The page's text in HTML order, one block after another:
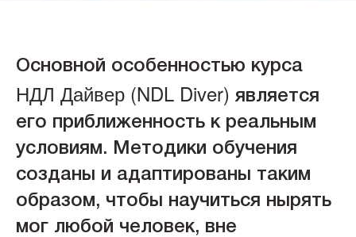
Основной особенностью курса
НДЛ Дайвер (NDL Diver) является
его приближенность к реальным
условиям. Методики обучения
созданы и адаптированы таким
образом, чтобы научиться нырять
мог любой человек, вне